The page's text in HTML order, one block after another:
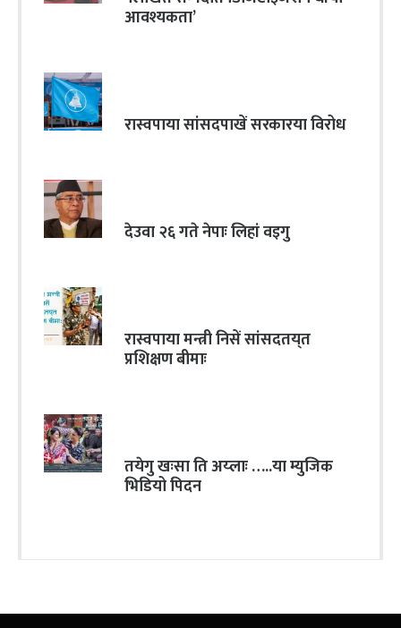
आवश्यकता’
रास्वपाया सांसदपाखें सरकारया विरोध
देउवा २६ गते नेपाः लिहां वइगु
रास्वपाया मन्त्री निसें सांसदतय्‌त
प्रशिक्षण बीमाः
तयेगु खःसा ति अय्लाः …..या म्युजिक
भिडियो पिदन